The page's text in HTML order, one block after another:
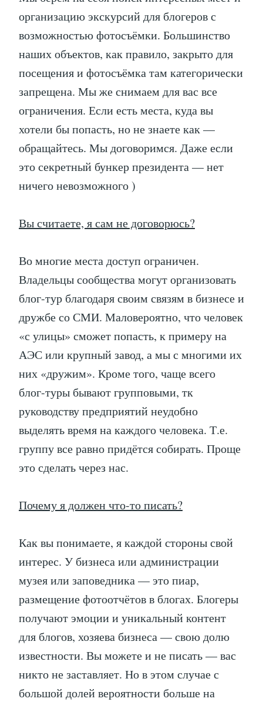
организацию экскурсий для блогеров с
возможностью фотосъёмки. Большинство
наших объектов, как правило, закрыто для
посещения и фотосъёмка там категорически
запрещена. Мы же снимаем для вас все
ограничения. Если есть места, куда вы
хотели бы попасть, но не знаете как —
обращайтесь. Мы договоримся. Даже если
это секретный бункер президента — нет
ничего невозможного )
Вы считаете, я сам не договорюсь?
Во многие места доступ ограничен.
Владельцы сообщества могут организовать
блог-тур благодаря своим связям в бизнесе и
дружбе со СМИ. Маловероятно, что человек
«с улицы» сможет попасть, к примеру на
АЭС или крупный завод, а мы с многими их
них «дружим». Кроме того, чаще всего
блог-туры бывают групповыми, тк
руководству предприятий неудобно
выделять время на каждого человека. Т.е.
группу все равно придётся собирать. Проще
это сделать через нас.
Почему я должен что-то писать?
Как вы понимаете, я каждой стороны свой
интерес. У бизнеса или администрации
музея или заповедника — это пиар,
размещение фотоотчётов в блогах. Блогеры
получают эмоции и уникальный контент
для блогов, хозяева бизнеса — свою долю
известности. Вы можете и не писать — вас
никто не заставляет. Но в этом случае с
большой долей вероятности больше на